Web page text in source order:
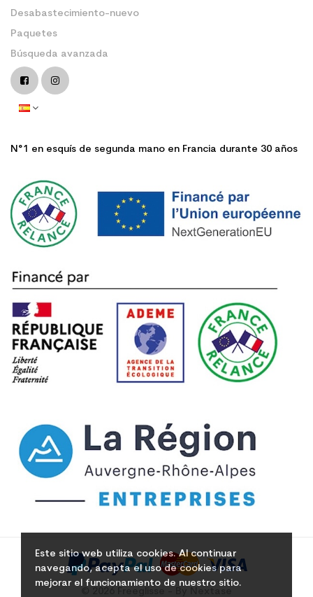
Este sitio web utiliza cookies. Al continuar
navegando, acepta el uso de cookies para
mejorar el funcionamiento de nuestro sitio.
Desabastecimiento-nuevo
Paquetes
Búsqueda avanzada
N°1 en esquís de segunda mano en Francia durante 30 años